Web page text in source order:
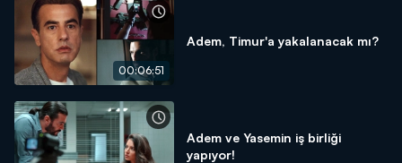
00:06:51
Adem, Timur'a yakalanacak mı?
Adem ve Yasemin iş birliği
yapıyor!